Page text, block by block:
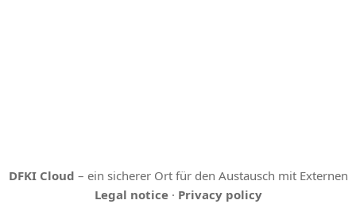
DFKI Cloud – ein sicherer Ort für den Austausch mit Externen
Legal notice· Privacy policy